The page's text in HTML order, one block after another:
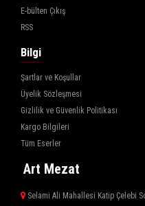
E-bülten Çıkış
RSS
Bilgi
Şartlar ve Koşullar
Üyelik Sözleşmesi
Gizlilik ve Güvenlik Politikası
Kargo Bilgileri
Tüm Eserler
Art Mezat
Selami Ali Mahallesi Katip Çelebi